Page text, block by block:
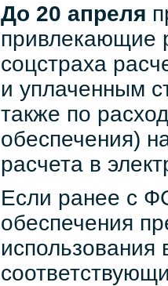
До 20 апреля
привлекающие
соцстраха
и уплаченным
также по
обеспечения)
расчета в
Если ранее с
обеспечения